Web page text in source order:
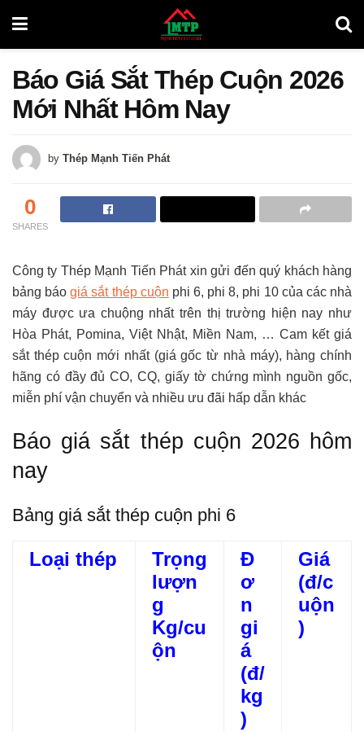
Báo Giá Sắt Thép Cuộn 2026
Mới Nhất Hôm Nay
by Thép Mạnh Tiến Phát
0
SHARES
Công ty Thép Mạnh Tiến Phát xin gửi đến quý khách hàng
bảng báogiá sắt thép cuộn phi 6, phi 8, phi 10 của các nhà
máy được ưa chuộng nhất trên thị trường hiện nay như
Hòa Phát, Pomina, Việt Nhật, Miền Nam, … Cam kết giá
sắt thép cuộn mới nhất (giá gốc từ nhà máy), hàng chính
hãng có đầy đủ CO, CQ, giấy tờ chứng mình nguồn gốc,
miễn phí vận chuyển và nhiều ưu đãi hấp dẫn khác
Báo giá sắt thép cuộn 2026 hôm
nay
Bảng giá sắt thép cuộn phi 6
Loại thép
Trọng
lượn
g
Kg/cu
ộn
Đ
ơ
n
gi
á
(đ/
kg
)
Giá
(đ/c
uộn
)